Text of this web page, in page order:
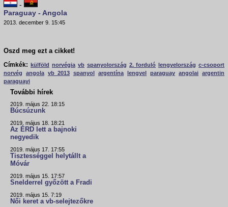
-
Paraguay - Angola
2013. december 9. 15:45
Oszd meg ezt a cikket!
Címkék:
külföld norvégia vb spanyolország 2. forduló lengyelország c-csoport
norvég
angola vb 2013 spanyol argentína lengyel paraguay angolai argentin
paraguayi
További hírek
2019. május 22. 18:15
Búcsúzunk
2019. május 18. 18:21
Az ÉRD lett a bajnoki
negyedik
2019. május 17. 17:55
Tisztességgel helytállt a
Móvár
2019. május 15. 17:57
Snelderrel győzött a Fradi
2019. május 15. 7:19
Női keret a vb-selejtezőkre